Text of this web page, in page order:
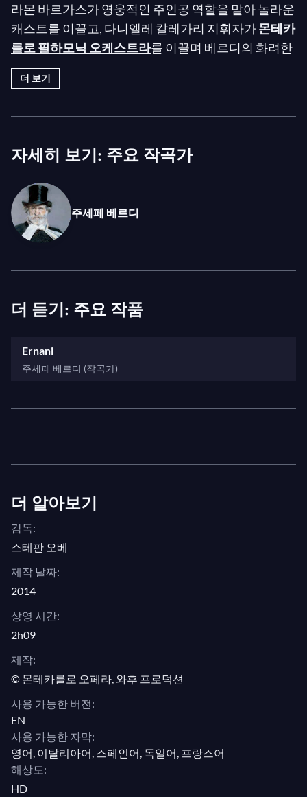
라몬 바르가스가 영웅적인 주인공 역할을 맡아 놀라운
캐스트를 이끌고, 다니엘레 칼레가리 지휘자가몬테카
를로 필하모닉 오케스트라를 이끌며 베르디의 화려한
멜로디를 연주합니다.
다. 다섯 번째 오페라에 불과했지만, 극작가 프란체스
이었습니다. 또한 베르디가 완전히 자신의 조건에 따
라 창작할 수 있었던 첫 오페라이기도 합니다. 이전의
성공들이 그에게 극장, 가수, 주제, 대본을 선택할 권한
을 부여했고,에르나니의 이후 대성공은 이 자유가 그
에게 잘 맞는다는 것을 증명했습니다! 자유로운 권한
라마에르나니를 선택했습니다. 이 작품은 이미 유럽
의 작품입니다. 위고의 희곡을 바탕으로 베르디와 피
세 남자—테너 에르나니(전형적인 열정적인 연인), 바
리톤 카를로(스페인 왕), 그리고 베이스 실바(학대하는
투는 이야기입니다...
더 보기
자세히 보기: 주요 작곡가
주세페 베르디
더 듣기: 주요 작품
Ernani
주세페 베르디 (작곡가)
더 알아보기
감독:
스테판 오베
제작 날짜:
2014
상영 시간:
2h09
제작:
© 몬테카를로 오페라, 와후 프로덕션
사용 가능한 버전:
EN
사용 가능한 자막:
영어, 이탈리아어, 스페인어, 독일어, 프랑스어
해상도:
HD